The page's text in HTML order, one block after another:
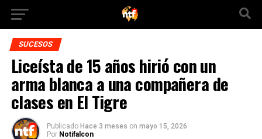
SUCESOS
Liceísta de 15 años hirió con un
arma blanca a una compañera de
clases en El Tigre
Publicado Hace 3 meses on mayo 15, 2026
Por Notifalcon